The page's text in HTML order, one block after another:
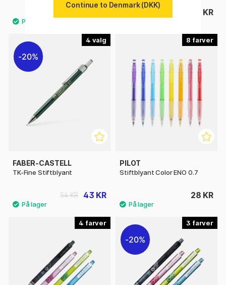
94 KR
4
20%
FABER-CASTELL
TK-Fine Stiftblyant
43 KR
54 KR
8
PILOT
Stiftblyant Color ENO 0.7
28 KR
4 3
20%
Continue to Denmark (DKK)